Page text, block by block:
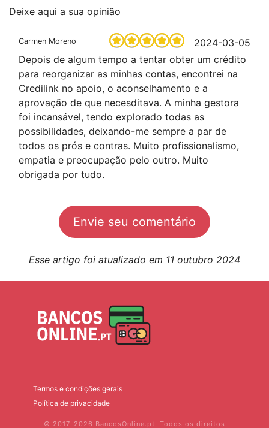
Deixe aqui a sua opinião
Carmen Moreno
2024-03-05
Depois de algum tempo a tentar obter um crédito
para reorganizar as minhas contas, encontrei na
Credilink no apoio, o aconselhamento e a
aprovação de que necesditava. A minha gestora
foi incansável, tendo explorado todas as
possibilidades, deixando-me sempre a par de
todos os prós e contras. Muito profissionalismo,
empatia e preocupação pelo outro. Muito
obrigada por tudo.
Envie seu comentário
Esse artigo foi atualizado em 11 outubro 2024
Termos e condições gerais
Política de privacidade
© 2017-2026 BancosOnline.pt. Todos os direitos